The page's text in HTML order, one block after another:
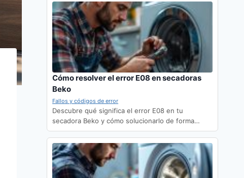
Cómo resolver el error E08 en secadoras
Beko
Fallos y códigos de error
Descubre qué significa el error E08 en tu
secadora Beko y cómo solucionarlo de forma…